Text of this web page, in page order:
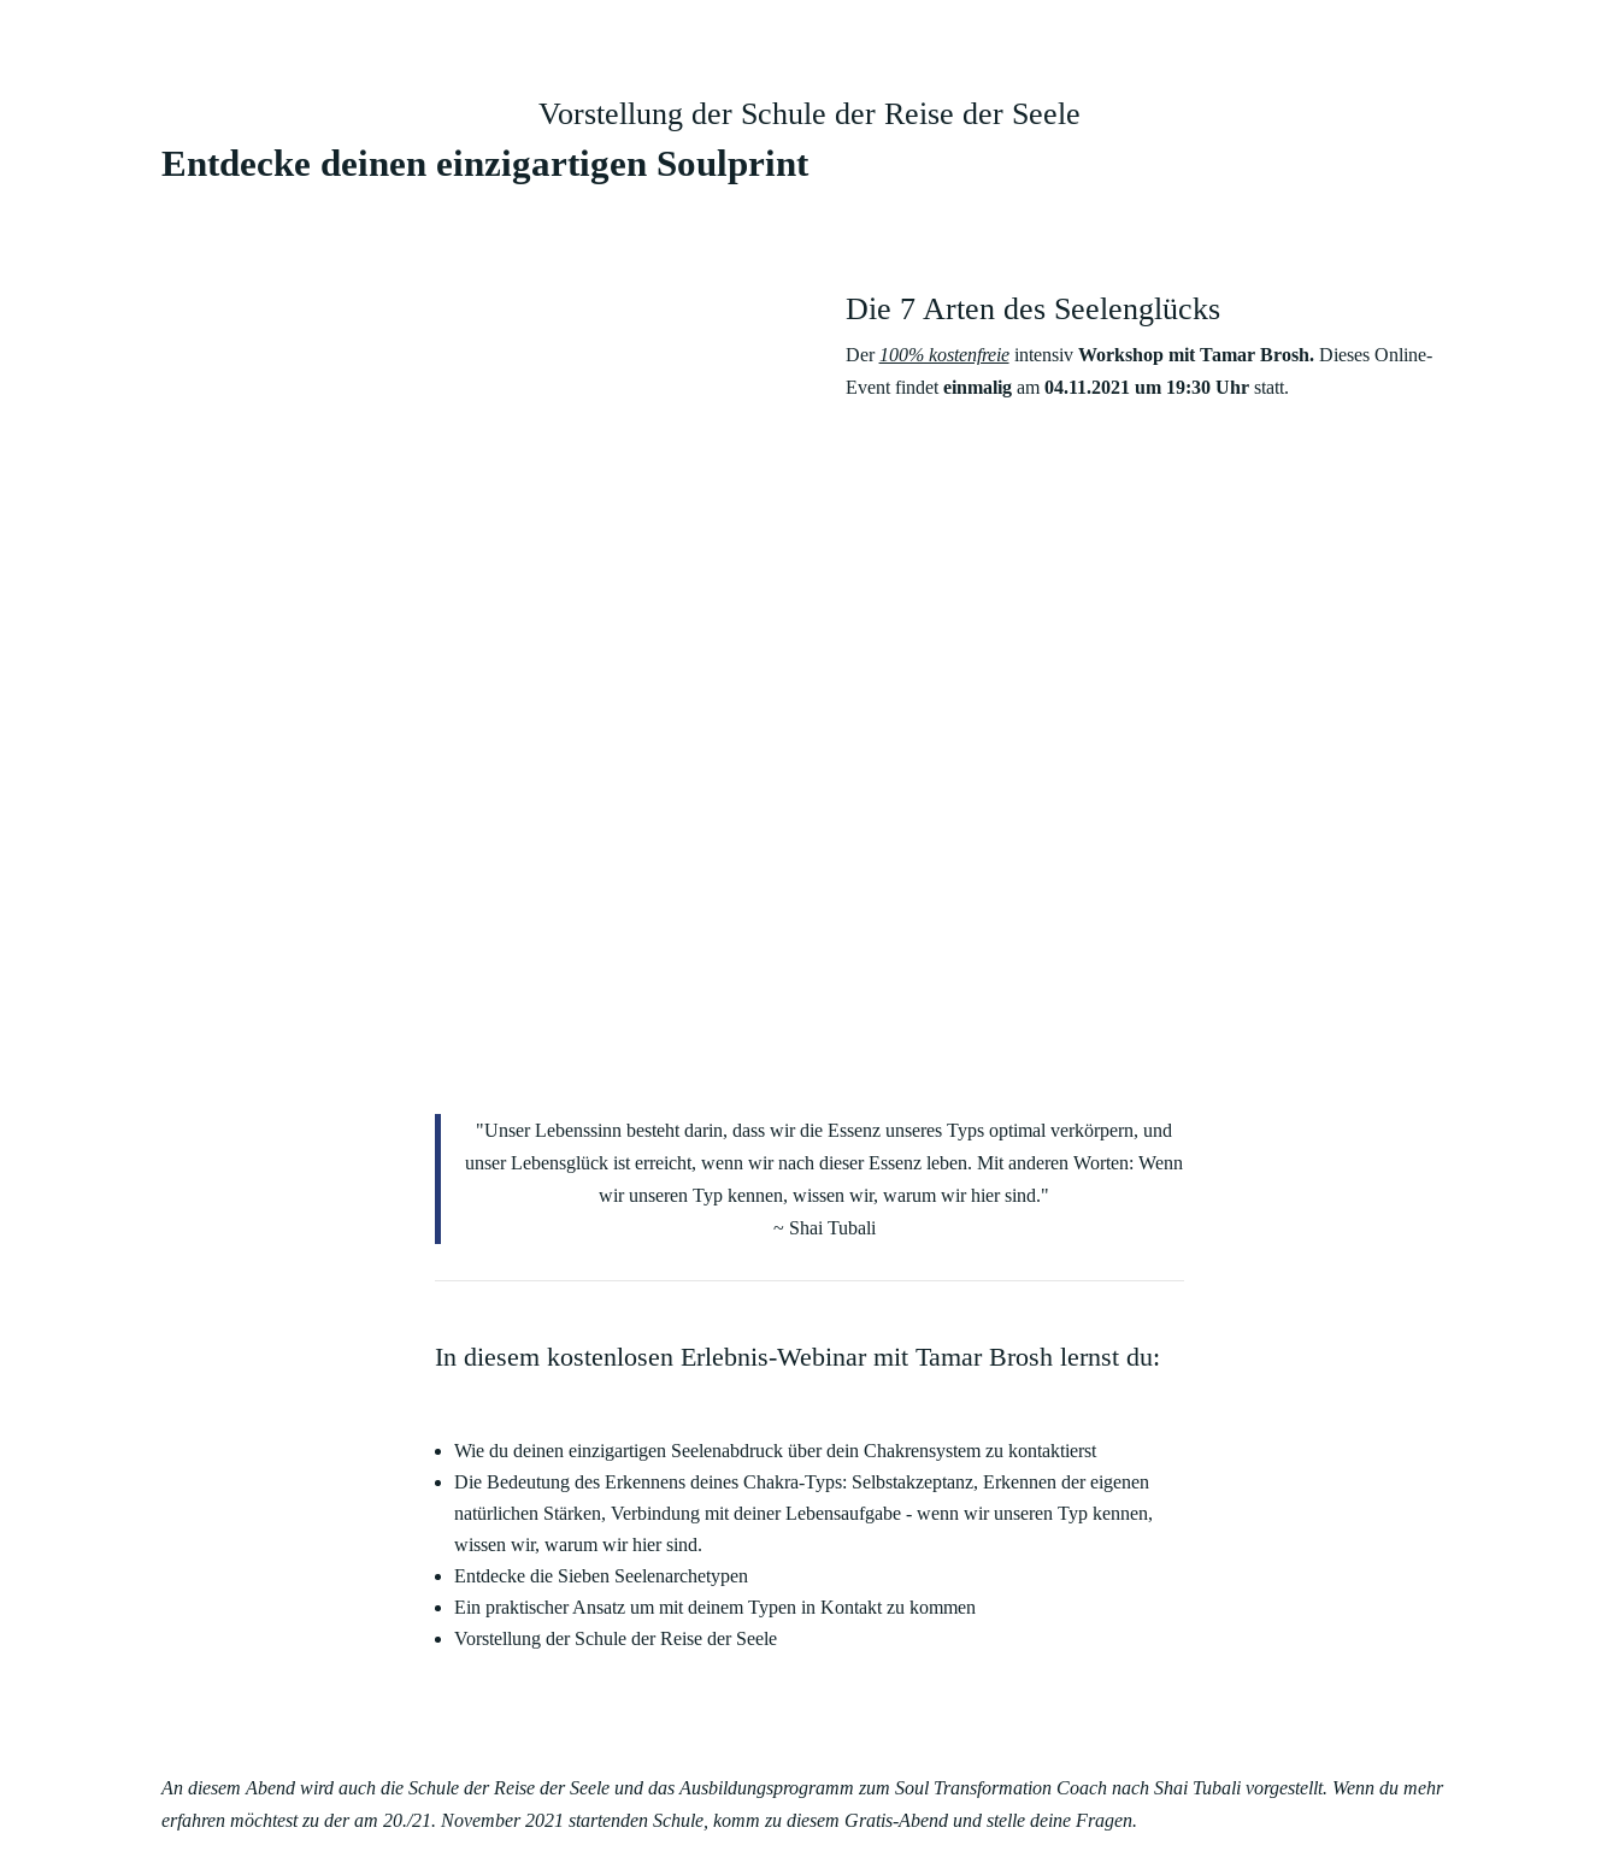
Vorstellung der Schule der Reise der Seele
Entdecke deinen einzigartigen Soulprint
Die 7 Arten des Seelenglücks
Der 100% kostenfreieintensiv Workshop mit Tamar Brosh.Dieses Online-
Event findet einmaligam 04.11.2021 um 19:30 Uhrstatt.
"Unser Lebenssinn besteht darin, dass wir die Essenz unseres Typs optimal verkörpern, und
unser Lebensglück ist erreicht, wenn wir nach dieser Essenz leben. Mit anderen Worten: Wenn
wir unseren Typ kennen, wissen wir, warum wir hier sind."
~ Shai Tubali
In diesem kostenlosen Erlebnis-Webinar mit Tamar Brosh lernst du:
Wie du deinen einzigartigen Seelenabdruck über dein Chakrensystem zu kontaktierst
Die Bedeutung des Erkennens deines Chakra-Typs: Selbstakzeptanz, Erkennen der eigenen
natürlichen Stärken, Verbindung mit deiner Lebensaufgabe - wenn wir unseren Typ kennen,
wissen wir, warum wir hier sind.
Entdecke die Sieben Seelenarchetypen
Ein praktischer Ansatz um mit deinem Typen in Kontakt zu kommen
Vorstellung der Schule der Reise der Seele
An diesem Abend wird auch die Schule der Reise der Seele und das Ausbildungsprogramm zum Soul Transformation Coach nach Shai Tubali vorgestellt. Wenn du mehr
erfahren möchtest zu der am 20./21. November 2021 startenden Schule, komm zu diesem Gratis-Abend und stelle deine Fragen.